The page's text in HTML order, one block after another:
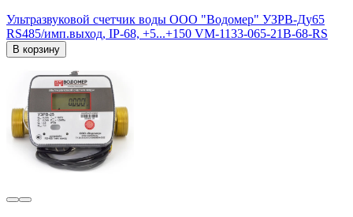
Ультразвуковой счетчик воды ООО "Водомер" УЗРВ-Ду65
RS485/имп.выход, IP-68, +5...+150 VM-1133-065-21B-68-RS
В корзину